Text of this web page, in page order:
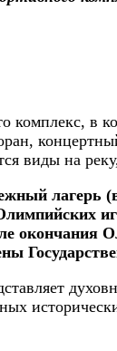
в
виды на
лагерь
окончания